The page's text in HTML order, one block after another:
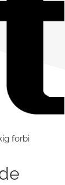
forbi